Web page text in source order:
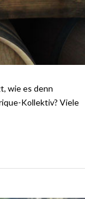
wie es denn
Kollektiv? Viele